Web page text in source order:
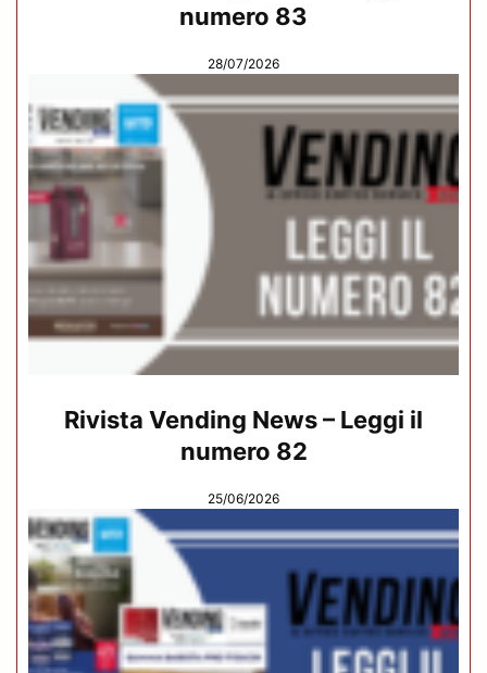
numero 83
28/07/2026
Rivista Vending News – Leggi il
numero 82
25/06/2026